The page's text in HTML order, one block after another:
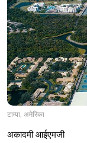
टाम्पा, अमेरिका
अकादमी आईएमजी